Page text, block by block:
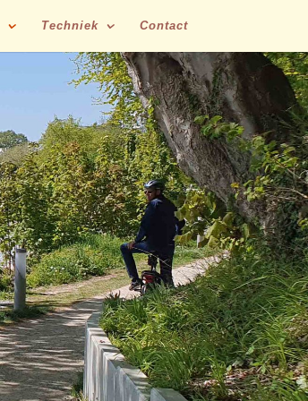
Techniek Contact